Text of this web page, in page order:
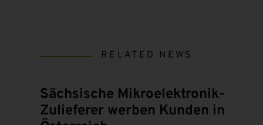
RELATED NEWS
Sächsische Mikroelektronik-
Zulieferer werben Kunden in